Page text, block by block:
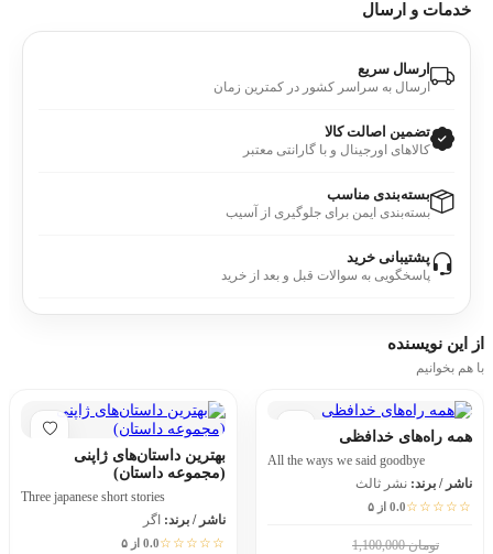
خدمات و ارسال
ارسال سریع
ارسال به سراسر کشور در کمترین زمان
تضمین اصالت کالا
کالاهای اورجینال و با گارانتی معتبر
بسته‌بندی مناسب
بسته‌بندی ایمن برای جلوگیری از آسیب
پشتیبانی خرید
پاسخگویی به سوالات قبل و بعد از خرید
از این نویسنده
با هم بخوانیم
همه راه‌های خدافظی
All the ways we said goodbye
ناشر / برند: نشر ثالث
☆☆☆☆☆0.0 از ۵
تومان 1,100,000
بهترین داستان‌های ژاپنی
(مجموعه داستان)
Three japanese short stories
ناشر / برند: اگر
☆☆☆☆☆0.0 از ۵